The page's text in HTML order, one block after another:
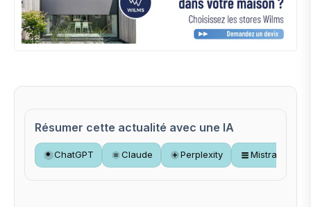
Résumer cette actualité avec une IA
ChatGPT Claude Perplexity Mistral